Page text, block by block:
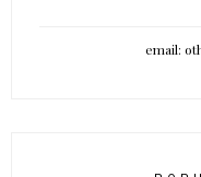
email: